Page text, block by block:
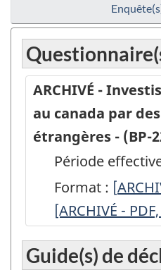
ARCHIVÉ -
au canada par
étrangères - (BP-
Période
Format : [
-
[ARCHIVÉ -
Guide(s) de